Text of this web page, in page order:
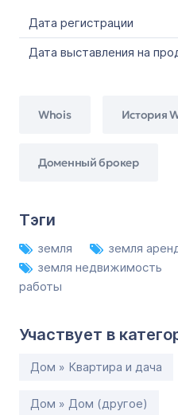
Дата регистрации
Дата выставления на
Whois История
Доменный брокер
Тэги
земля земля
земля недвижимость
работы
Участвует в
Дом » Квартира и дача
Дом » Дом (другое)